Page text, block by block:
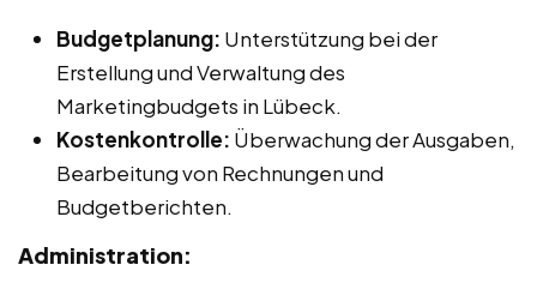
Budgetplanung: Unterstützung bei der
Erstellung und Verwaltung des
Marketingbudgets in Lübeck.
Kostenkontrolle: Überwachung der Ausgaben,
Bearbeitung von Rechnungen und
Budgetberichten.
Administration: